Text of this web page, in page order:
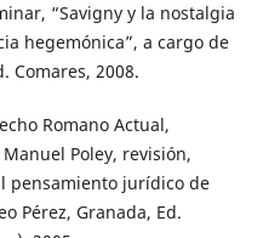
“Savigny y la nostalgia
hegemónica”, a cargo de
Comares, 2008.
Romano Actual,
Poley, revisión,
pensamiento jurídico de
Pérez, Granada, Ed.